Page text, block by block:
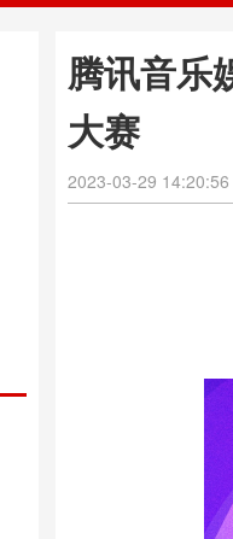
腾讯音乐
大赛
2023-03-29 14:20:56